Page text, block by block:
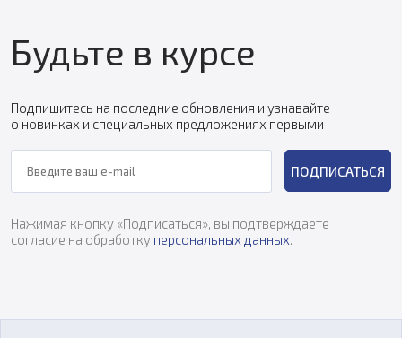
Будьте в курсе
Подпишитесь на последние обновления и узнавайте
о новинках и специальных предложениях первыми
ПОДПИСАТЬСЯ
Нажимая кнопку «Подписаться», вы подтверждаете
согласие на обработку персональных данных.